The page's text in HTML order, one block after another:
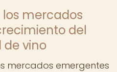
mercados
del
vino
mercados emergentes